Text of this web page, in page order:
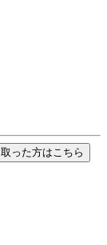
った方はこちら